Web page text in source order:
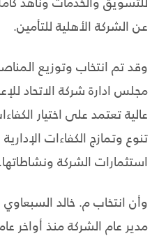
عن الشركة الأهلية للتأمين.
وقد تم انتخاب وتوزيع
مجلس ادارة شركة الاتحاد
عالية تعتمد على اختيار
تنوع وتمازج الكفاءات
استثمارات الشركة ونشاطاتها.
وأن انتخاب م. خالد